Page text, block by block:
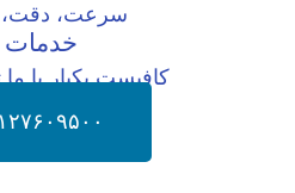
سرعت،
خدمات
کافیست یکبار با